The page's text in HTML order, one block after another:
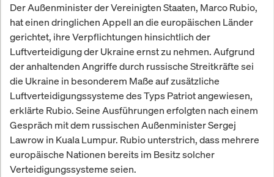
Der Außenminister der Vereinigten Staaten, Marco Rubio,
hat einen dringlichen Appell an die europäischen Länder
gerichtet, ihre Verpflichtungen hinsichtlich der
Luftverteidigung der Ukraine ernst zu nehmen. Aufgrund
der anhaltenden Angriffe durch russische Streitkräfte sei
die Ukraine in besonderem Maße auf zusätzliche
Luftverteidigungssysteme des Typs Patriot angewiesen,
erklärte Rubio. Seine Ausführungen erfolgten nach einem
Gespräch mit dem russischen Außenminister Sergej
Lawrow in Kuala Lumpur. Rubio unterstrich, dass mehrere
europäische Nationen bereits im Besitz solcher
Verteidigungssysteme seien.